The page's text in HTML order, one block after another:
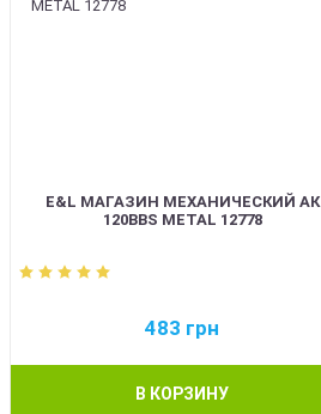
E&L МАГАЗИН МЕХАНИЧЕСКИЙ АК
120BBS METAL 12778
483 грн
В КОРЗИНУ